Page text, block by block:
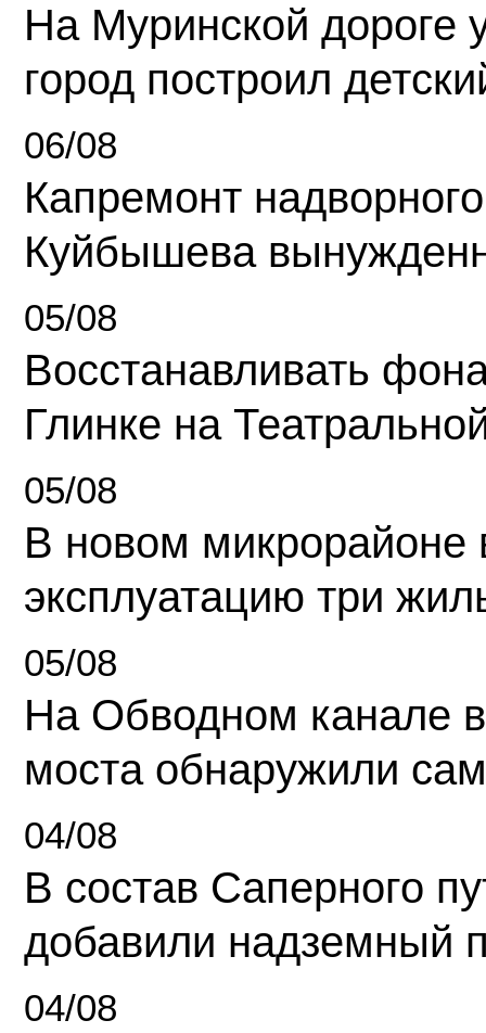
На Муринской дороге
город построил
06/08
Капремонт
Куйбышева
05/08
Восстанавливать
Глинке на
05/08
В новом микрорайоне
эксплуатацию три
05/08
На Обводном канале
моста обнаружили
04/08
В состав Саперного
добавили надземный
04/08